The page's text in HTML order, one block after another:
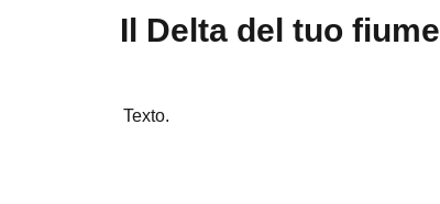
Il Delta del tuo fiume
Texto.